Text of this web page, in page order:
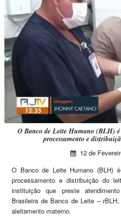
O Banco de Leite Humano (BLH)
processamento e
12 de
O Banco de Leite Humano (BLH)
processamento e distribuição do
instituição que preste
Brasileira de Banco de Leite –
aleitamento materno.